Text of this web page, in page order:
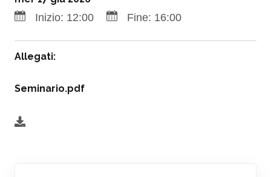
Inizio: 12:00 Fine: 16:00
Allegati:
Seminario.pdf